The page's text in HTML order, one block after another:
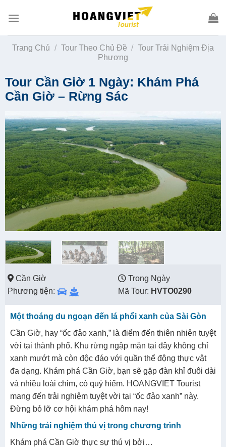
Trang Chủ / Tour Theo Chủ Đề / Tour Trải Nghiệm Địa
Phương
Tour Cần Giờ 1 Ngày: Khám Phá
Cần Giờ – Rừng Sác
Cần Giờ
Trong Ngày
Phương tiện:
Mã Tour: HVTO0290
Một thoáng du ngoạn đến lá phổi xanh của Sài Gòn
Cần Giờ, hay “ốc đảo xanh,” là điểm đến thiên nhiên tuyệt
vời tại thành phố. Khu rừng ngập mặn tại đây không chỉ
xanh mướt mà còn độc đáo với quần thể động thực vật
đa dạng. Khám phá Cần Giờ, bạn sẽ gặp đàn khỉ đuôi dài
và nhiều loài chim, cò quý hiếm. HOANGVIET Tourist
mang đến trải nghiệm tuyệt vời tại “ốc đảo xanh” này.
Đừng bỏ lỡ cơ hội khám phá hôm nay!
Những trải nghiệm thú vị trong chương trình
Khám phá Cần Giờ thực sự thú vị bởi…